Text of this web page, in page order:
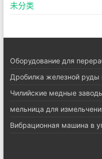
未分类
Оборудование для
Дробилка железной
Чилийские медные
мельница для
Вибрационная машина в